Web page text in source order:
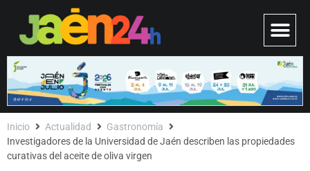
Inicio Actualidad
Gastronomía
Investigadores de la Universidad de Jaén describen las propiedades
curativas del aceite de oliva virgen